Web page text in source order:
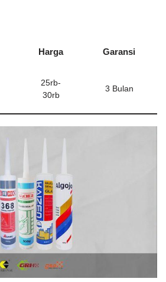
Harga Garansi
25rb-
30rb
3 Bulan